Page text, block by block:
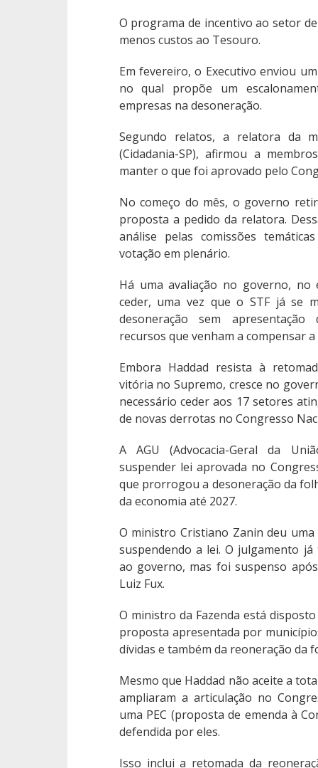
O programa de incentivo ao setor
menos custos ao Tesouro.
Em fevereiro, o Executivo enviou
no qual propõe um
empresas na desoneração.
Segundo relatos, a relatora da
(Cidadania-SP), afirmou a
manter o que foi aprovado pelo
No começo do mês, o governo
proposta a pedido da relatora.
análise pelas comissões
votação em plenário.
Há uma avaliação no governo,
ceder, uma vez que o STF já se
desoneração sem
recursos que venham a compensar
Embora Haddad resista à
vitória no Supremo, cresce no
necessário ceder aos 17 setores
de novas derrotas no Congresso
A AGU (Advocacia-Geral da
suspender lei aprovada no
que prorrogou a desoneração da
da economia até 2027.
O ministro Cristiano Zanin deu
suspendendo a lei. O julgamento
ao governo, mas foi suspenso
Luiz Fux.
O ministro da Fazenda está
proposta apresentada por
dívidas e também da reoneração da
Mesmo que Haddad não aceite a
ampliaram a articulação no
uma PEC (proposta de emenda à
defendida por eles.
Isso inclui a retomada da